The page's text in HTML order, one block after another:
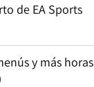
de EA Sports
y más horas